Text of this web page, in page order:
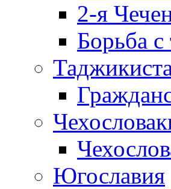
2-я
Борьба
Югославия